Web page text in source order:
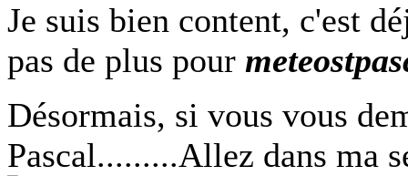
Je suis bien content, c'est
pas de plus pour
Désormais, si vous vous
Pascal.........Allez dans ma